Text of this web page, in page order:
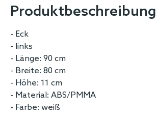
Produktbeschreibung
- Eck
- links
- Länge: 90 cm
- Breite: 80 cm
- Höhe: 11 cm
- Material: ABS/PMMA
- Farbe: weiß